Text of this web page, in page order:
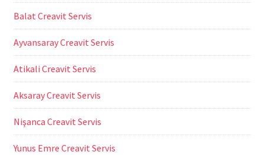
Balat Creavit Servis
Ayvansaray Creavit Servis
Atikali Creavit Servis
Aksaray Creavit Servis
Nişanca Creavit Servis
Yunus Emre Creavit Servis